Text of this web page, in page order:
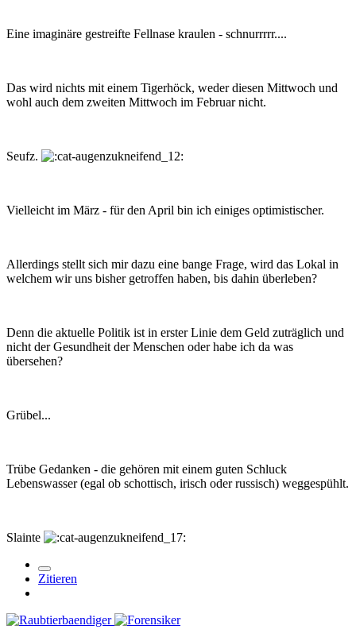
Eine imaginäre gestreifte Fellnase kraulen - schnurrrrr....
Das wird nichts mit einem Tigerhöck, weder diesen Mittwoch und
wohl auch dem zweiten Mittwoch im Februar nicht.
Seufz.
Vielleicht im März - für den April bin ich einiges optimistischer.
Allerdings stellt sich mir dazu eine bange Frage, wird das Lokal in
welchem wir uns bisher getroffen haben, bis dahin überleben?
Denn die aktuelle Politik ist in erster Linie dem Geld zuträglich und
nicht der Gesundheit der Menschen oder habe ich da was
übersehen?
Grübel...
Trübe Gedanken - die gehören mit einem guten Schluck
Lebenswasser (egal ob schottisch, irisch oder russisch) weggespühlt.
Slainte
Zitieren